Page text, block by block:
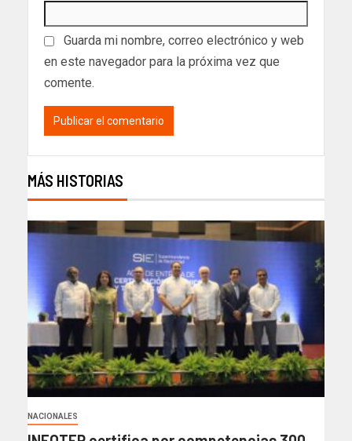
Guarda mi nombre, correo electrónico y web
en este navegador para la próxima vez que
comente.
MÁS HISTORIAS
NACIONALES